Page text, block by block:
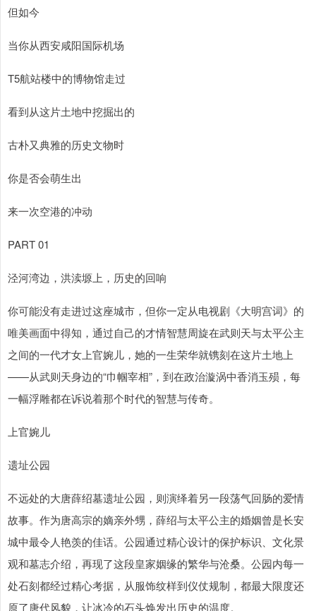
但如今
当你从西安咸阳国际机场
T5航站楼中的博物馆走过
看到从这片土地中挖掘出的
古朴又典雅的历史文物时
你是否会萌生出
来一次空港的冲动
PART 01
泾河湾边，洪渎塬上，历史的回响
你可能没有走进过这座城市，但你一定从电视剧《大明宫词》的
唯美画面中得知，通过自己的才情智慧周旋在武则天与太平公主
之间的一代才女上官婉儿，她的一生荣华就镌刻在这片土地上
——从武则天身边的“巾帼宰相”，到在政治漩涡中香消玉殒，每
一幅浮雕都在诉说着那个时代的智慧与传奇。
上官婉儿
遗址公园
不远处的大唐薛绍墓遗址公园，则演绎着另一段荡气回肠的爱情
故事。作为唐高宗的嫡亲外甥，薛绍与太平公主的婚姻曾是长安
城中最令人艳羡的佳话。公园通过精心设计的保护标识、文化景
观和墓志介绍，再现了这段皇家姻缘的繁华与沧桑。公园内每一
处石刻都经过精心考据，从服饰纹样到仪仗规制，都最大限度还
原了唐代风貌，让冰冷的石头焕发出历史的温度。